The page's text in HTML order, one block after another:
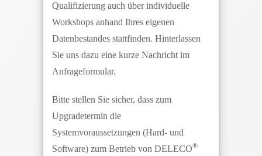
Qualifizierung auch über individuelle
Workshops anhand Ihres eigenen
Datenbestandes stattfinden. Hinterlassen
Sie uns dazu eine kurze Nachricht im
Anfrageformular.
Bitte stellen Sie sicher, dass zum
Upgradetermin die
Systemvoraussetzungen (Hard- und
Software) zum Betrieb von DELECO®